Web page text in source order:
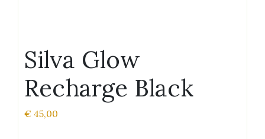
Silva Glow
Recharge Black
€ 45,00